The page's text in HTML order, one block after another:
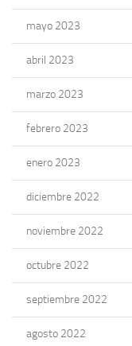
mayo 2023
abril 2023
marzo 2023
febrero 2023
enero 2023
diciembre 2022
noviembre 2022
octubre 2022
septiembre 2022
agosto 2022